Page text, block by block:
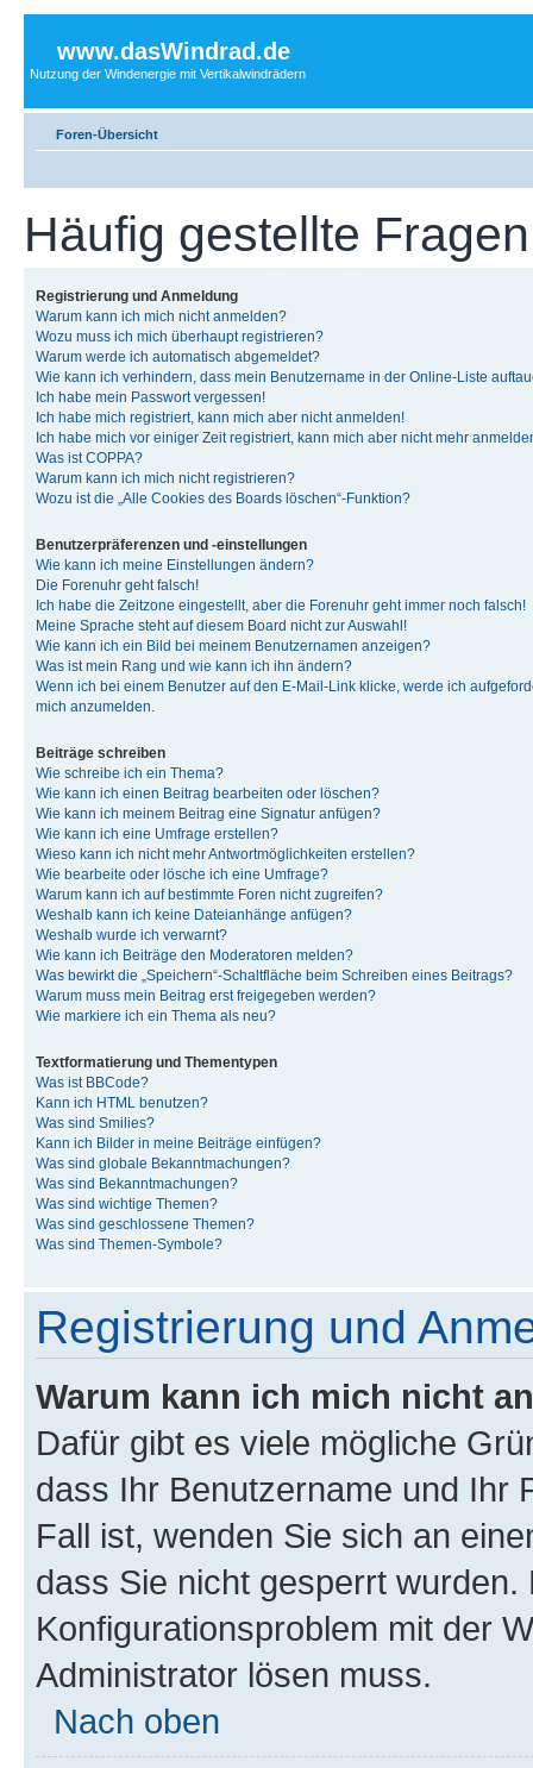
www.dasWindrad.de
Nutzung der Windenergie mit Vertikalwindrädern
Foren-Übersicht
Häufig gestellte Fragen
Registrierung und Anmeldung
Warum kann ich mich nicht anmelden?
Wozu muss ich mich überhaupt registrieren?
Warum werde ich automatisch abgemeldet?
Wie kann ich verhindern, dass mein Benutzername in der Online-Liste
Ich habe mein Passwort vergessen!
Ich habe mich registriert, kann mich aber nicht anmelden!
Ich habe mich vor einiger Zeit registriert, kann mich aber nicht mehr
Was ist COPPA?
Warum kann ich mich nicht registrieren?
Wozu ist die „Alle Cookies des Boards löschen“-Funktion?
Benutzerpräferenzen und -einstellungen
Wie kann ich meine Einstellungen ändern?
Die Forenuhr geht falsch!
Ich habe die Zeitzone eingestellt, aber die Forenuhr geht immer noch falsch!
Meine Sprache steht auf diesem Board nicht zur Auswahl!
Wie kann ich ein Bild bei meinem Benutzernamen anzeigen?
Was ist mein Rang und wie kann ich ihn ändern?
Wenn ich bei einem Benutzer auf den E-Mail-Link klicke, werde ich
mich anzumelden.
Beiträge schreiben
Wie schreibe ich ein Thema?
Wie kann ich einen Beitrag bearbeiten oder löschen?
Wie kann ich meinem Beitrag eine Signatur anfügen?
Wie kann ich eine Umfrage erstellen?
Wieso kann ich nicht mehr Antwortmöglichkeiten erstellen?
Wie bearbeite oder lösche ich eine Umfrage?
Warum kann ich auf bestimmte Foren nicht zugreifen?
Weshalb kann ich keine Dateianhänge anfügen?
Weshalb wurde ich verwarnt?
Wie kann ich Beiträge den Moderatoren melden?
Was bewirkt die „Speichern“-Schaltfläche beim Schreiben eines Beitrags?
Warum muss mein Beitrag erst freigegeben werden?
Wie markiere ich ein Thema als neu?
Textformatierung und Thementypen
Was ist BBCode?
Kann ich HTML benutzen?
Was sind Smilies?
Kann ich Bilder in meine Beiträge einfügen?
Was sind globale Bekanntmachungen?
Was sind Bekanntmachungen?
Was sind wichtige Themen?
Was sind geschlossene Themen?
Was sind Themen-Symbole?
Registrierung und
Warum kann ich mich nicht
Dafür gibt es viele mögliche
dass Ihr Benutzername und Ihr
Fall ist, wenden Sie sich an
dass Sie nicht gesperrt
Konfigurationsproblem mit der
Administrator lösen muss.
Nach oben